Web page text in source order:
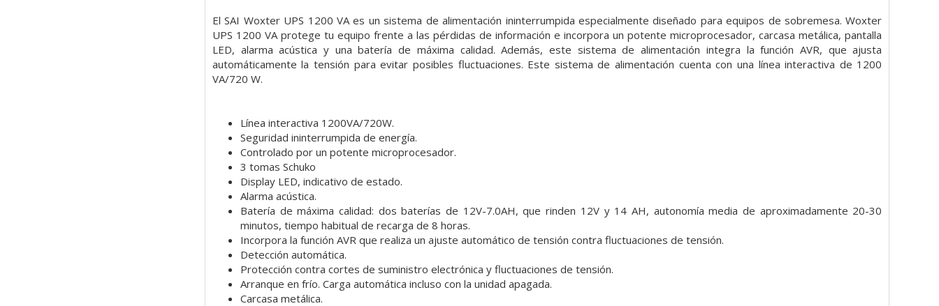
El SAI Woxter UPS 1200 VA es un sistema de alimentación ininterrumpida especialmente diseñado para equipos de sobremesa. Woxter
UPS 1200 VA protege tu equipo frente a las pérdidas de información e incorpora un potente microprocesador, carcasa metálica, pantalla
LED, alarma acústica y una batería de máxima calidad. Además, este sistema de alimentación integra la función AVR, que ajusta
automáticamente la tensión para evitar posibles fluctuaciones. Este sistema de alimentación cuenta con una línea interactiva de 1200
VA/720 W.
Línea interactiva 1200VA/720W.
Seguridad ininterrumpida de energía.
Controlado por un potente microprocesador.
3 tomas Schuko
Display LED, indicativo de estado.
Alarma acústica.
Batería de máxima calidad: dos baterías de 12V-7.0AH, que rinden 12V y 14 AH, autonomía media de aproximadamente 20-30
minutos, tiempo habitual de recarga de 8 horas.
Incorpora la función AVR que realiza un ajuste automático de tensión contra fluctuaciones de tensión.
Detección automática.
Protección contra cortes de suministro electrónica y fluctuaciones de tensión.
Arranque en frío. Carga automática incluso con la unidad apagada.
Carcasa metálica.